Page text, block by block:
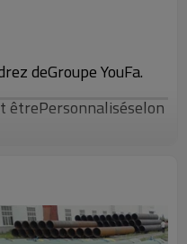
deGroupe YouFa.
êtrePersonnaliséselon